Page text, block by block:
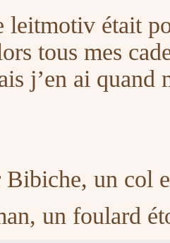
leitmotiv était
tous mes
j’en ai quand
Bibiche, un col
un foulard